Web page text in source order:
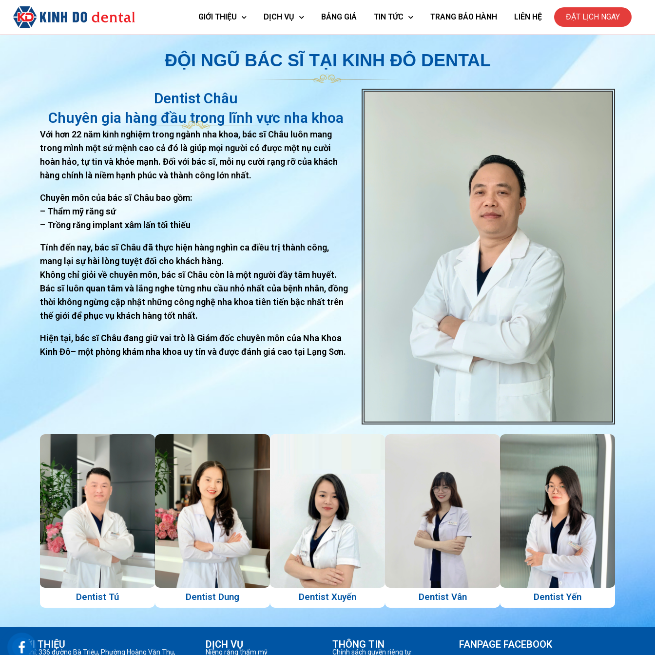
GIỚI THIỆU DỊCH VỤ BẢNG GIÁ TIN TỨC TRANG BẢO HÀNH LIÊN HỆ ĐẶT LỊCH NGAY
ĐỘI NGŨ BÁC SĨ TẠI KINH ĐÔ DENTAL
Dentist Châu
Chuyên gia hàng đầu trong lĩnh vực nha khoa
Với hơn 22 năm kinh nghiệm trong ngành nha khoa, bác sĩ Châu luôn mang
trong mình một sứ mệnh cao cả đó là giúp mọi người có được một nụ cười
hoàn hảo, tự tin và khỏe mạnh. Đối với bác sĩ, mỗi nụ cười rạng rỡ của khách
hàng chính là niềm hạnh phúc và thành công lớn nhất.
Chuyên môn của bác sĩ Châu bao gồm:
– Thẩm mỹ răng sứ
– Trồng răng implant xâm lấn tối thiểu
Tính đến nay, bác sĩ Châu đã thực hiện hàng nghìn ca điều trị thành công,
mang lại sự hài lòng tuyệt đối cho khách hàng.
Không chỉ giỏi về chuyên môn, bác sĩ Châu còn là một người đầy tâm huyết.
Bác sĩ luôn quan tâm và lắng nghe từng nhu cầu nhỏ nhất của bệnh nhân, đồng
thời không ngừng cập nhật những công nghệ nha khoa tiên tiến bậc nhất trên
thế giới để phục vụ khách hàng tốt nhất.
Hiện tại, bác sĩ Châu đang giữ vai trò là Giám đốc chuyên môn của Nha Khoa
Kinh Đô– một phòng khám nha khoa uy tín và được đánh giá cao tại Lạng Sơn.
Dentist Tú Dentist Dung Dentist Xuyến Dentist Vân Dentist Yến
GIỚI THIỆU
Địa chỉ: 336 đường Bà Triệu, Phường Hoàng Văn Thụ,
DỊCH VỤ
Niềng răng thẩm mỹ
THÔNG TIN
Chính sách quyền riêng tư
FANPAGE FACEBOOK